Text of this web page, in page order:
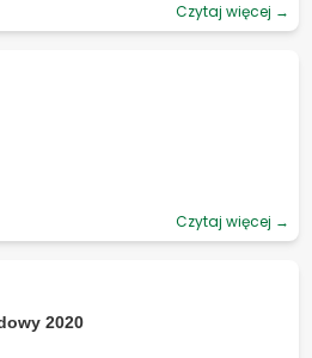
Czytaj więcej →
Czytaj więcej →
2020